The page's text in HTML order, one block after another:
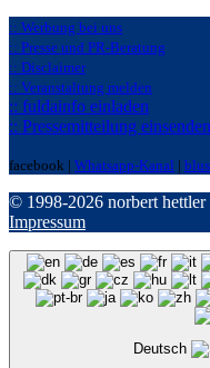
:: Werbung bei uns
:: Presse und PR-Beratung
:: Disclaimer
:: Veranstaltung melden
:: fuldainfo einladen
:: Pressemitteilung einsenden
facebook | Whatsapp-Kanal |
© 1998-2026 norbert hettler
Impressum
Deutsch